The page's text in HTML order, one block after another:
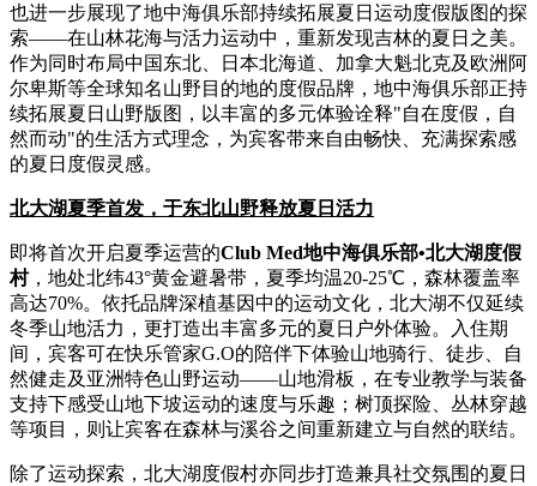
也进一步展现了地中海俱乐部持续拓展夏日运动度假版图的探
索——在山林花海与活力运动中，重新发现吉林的夏日之美。
作为同时布局中国东北、日本北海道、加拿大魁北克及欧洲阿
尔卑斯等全球知名山野目的地的度假品牌，地中海俱乐部正持
续拓展夏日山野版图，以丰富的多元体验诠释"自在度假，自
然而动"的生活方式理念，为宾客带来自由畅快、充满探索感
的夏日度假灵感。
北大湖夏季首发，于东北山野释放夏日活力
即将首次开启夏季运营的Club Med地中海俱乐部•北大湖度假
村，地处北纬43°黄金避暑带，夏季均温20-25℃，森林覆盖率
高达70%。依托品牌深植基因中的运动文化，北大湖不仅延续
冬季山地活力，更打造出丰富多元的夏日户外体验。入住期
间，宾客可在快乐管家G.O的陪伴下体验山地骑行、徒步、自
然健走及亚洲特色山野运动——山地滑板，在专业教学与装备
支持下感受山地下坡运动的速度与乐趣；树顶探险、丛林穿越
等项目，则让宾客在森林与溪谷之间重新建立与自然的联结。
除了运动探索，北大湖度假村亦同步打造兼具社交氛围的夏日